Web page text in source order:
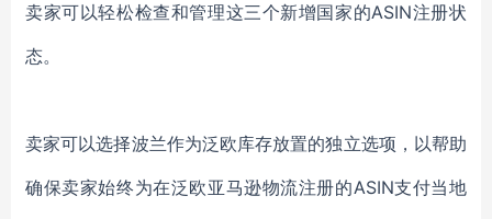
卖家可以轻松检查和管理这三个新增国家的ASIN注册状
态。
卖家可以选择波兰作为泛欧库存放置的独立选项，以帮助
确保卖家始终为在泛欧亚马逊物流注册的ASIN支付当地